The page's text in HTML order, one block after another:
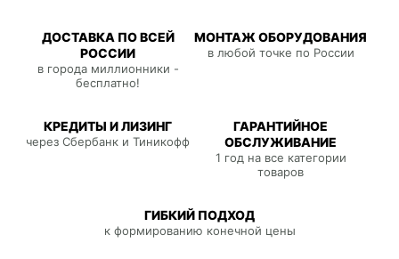
ДОСТАВКА ПО ВСЕЙ
РОССИИ
в города миллионники -
бесплатно!
МОНТАЖ ОБОРУДОВАНИЯ
в любой точке по России
КРЕДИТЫ И ЛИЗИНГ
через Сбербанк и Тиникофф
ГАРАНТИЙНОЕ
ОБСЛУЖИВАНИЕ
1 год на все категории
товаров
ГИБКИЙ ПОДХОД
к формированию конечной цены